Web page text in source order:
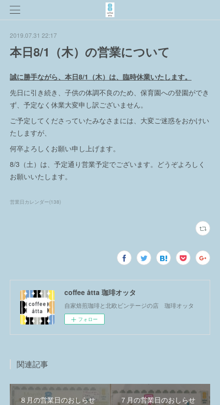
2019.07.31 22:17
本日8/1（木）の営業について
誠に勝手ながら、本日8/1（木）は、臨時休業いたします。
先日に引き続き、子供の体調不良のため、保育園への登園ができ
ず、予定なく休業大変申し訳ございません。
ご予定してくださっていたみなさまには、大変ご迷惑をおかけい
たしますが、
何卒よろしくお願い申し上げます。
8/3（土）は、予定通り営業予定でございます。どうぞよろしく
お願いいたします。
営業日カレンダー(138)
coffee åtta 珈琲オッタ
自家焙煎珈琲と北欧ビンテージの店 珈琲オッタ
フォロー
関連記事
８月の営業日のおしらせ ７月の営業日のおしらせ